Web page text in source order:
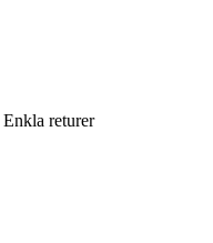
Enkla returer